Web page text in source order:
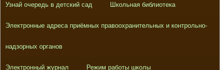
Узнай очередь в детский сад Школьная библиотека
Электронные адреса приёмных правоохранительных и контрольно-
надзорных органов
Электронный журнал Режим работы школы